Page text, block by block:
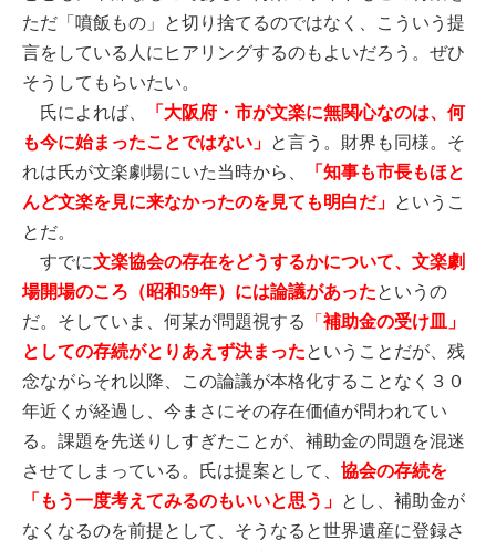
ただ「噴飯もの」と切り捨てるのではなく、こういう提
言をしている人にヒアリングするのもよいだろう。ぜひ
そうしてもらいたい。
氏によれば、
「大阪府・市が文楽に無関心なのは、何
も今に始まったことではない」 と言う。財界も同様。そ
れは氏が文楽劇場にいた当時から、
「知事も市長もほと
んど文楽を見に来なかったのを見ても明白だ」 というこ
とだ。
すでに文楽協会の存在をどうするかについて、 文楽劇
場開場のころ（昭和59年）には論議があったというの
だ。そしていま、何某が問題視する 「補助金の受け皿」
としての存続がとりあえず決まったということだが、残
念ながらそれ以降、この論議が本格化することなく３０
年近くが経過し、今まさにその存在価値が問われてい
る。課題を先送りしすぎたことが、補助金の問題を混迷
させてしまっている。氏は提案として、 協会の存続を
「もう一度考えてみるのもいいと思う」 とし、補助金が
なくなるのを前提として、そうなると世界遺産に登録さ